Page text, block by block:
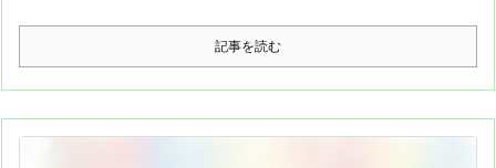
記事を読む